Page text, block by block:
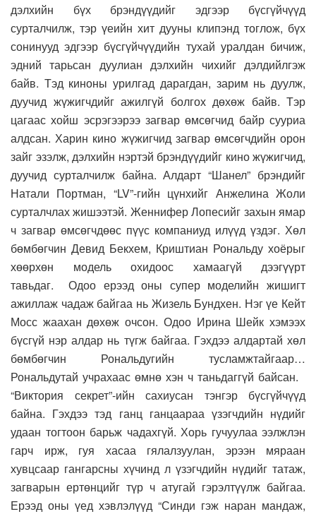
дэлхийн бүх брэндүүдийг эдгээр бүсгүйчүүд
сурталчилж, тэр үеийн хит дууны клипэнд тоглож, бүх
сонинууд эдгээр бүсгүйчүүдийн тухай уралдан бичиж,
эдний тарьсан дуулиан дэлхийн чихийг дэлдийлгэж
байв. Тэд киноны урилгад дарагдан, зарим нь дуулж,
дуучид жүжигчдийг ажилгүй болгох дөхөж байв. Тэр
цагаас хойш эсрэгээрээ загвар өмсөгчид байр сууриа
алдсан. Харин кино жүжигчид загвар өмсөгчдийн орон
зайг эзэлж, дэлхийн нэртэй брэндүүдийг кино жүжигчид,
дуучид сурталчилж байна. Алдарт “Шанел” брэндийг
Натали Портман, “LV”-гийн цүнхийг Анжелина Жоли
сурталчлах жишээтэй. Женнифер Лопесийг захын ямар
ч загвар өмсөгчдөөс пүүс компаниуд илүүд үздэг. Хөл
бөмбөгчин Девид Бекхем, Криштиан Рональду хоёрыг
хөөрхөн модель охидоос хамаагүй дээгүүрт
тавьдаг. Одоо ерээд оны супер моделийн жишигт
ажиллаж чадаж байгаа нь Жизель Бундхен. Нэг үе Кейт
Мосс жаахан дөхөж очсон. Одоо Ирина Шейк хэмээх
бүсгүй нэр алдар нь түгж байгаа. Гэхдээ алдартай хөл
бөмбөгчин Рональдугийн тусламжтайгаар…
Рональдутай учрахаас өмнө хэн ч таньдаггүй байсан.
“Виктория секрет”-ийн сахиусан тэнгэр бүсгүйчүүд
байна. Гэхдээ тэд ганц ганцаараа үзэгчдийн нүдийг
удаан тогтоон барьж чадахгүй. Хорь гучуулаа ээлжлэн
гарч ирж, гуя хасаа гялалзуулан, эрээн мяраан
хувцсаар гангарсны хүчинд л үзэгчдийн нүдийг татаж,
загварын ертөнцийг түр ч атугай гэрэлтүүлж байгаа.
Ерээд оны үед хэвлэлүүд “Синди гэж наран мандаж,